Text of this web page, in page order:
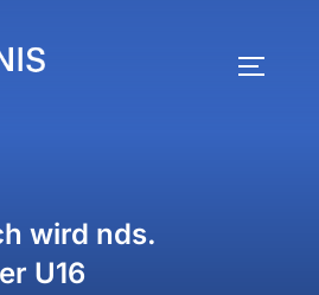
wird nds.
U16